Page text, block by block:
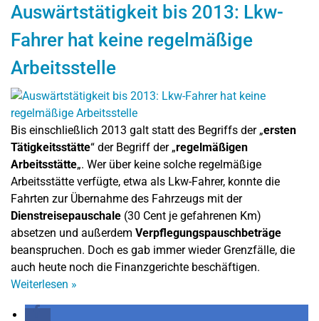
Auswärtstätigkeit bis 2013: Lkw-
Fahrer hat keine regelmäßige
Arbeitsstelle
Bis einschließlich 2013 galt statt des Begriffs der „ersten
Tätigkeitsstätte“ der Begriff der „regelmäßigen
Arbeitsstätte„. Wer über keine solche regelmäßige
Arbeitsstätte verfügte, etwa als Lkw-Fahrer, konnte die
Fahrten zur Übernahme des Fahrzeugs mit der
Dienstreisepauschale (30 Cent je gefahrenen Km)
absetzen und außerdem Verpflegungspauschbeträge
beanspruchen. Doch es gab immer wieder Grenzfälle, die
auch heute noch die Finanzgerichte beschäftigen.
Weiterlesen »